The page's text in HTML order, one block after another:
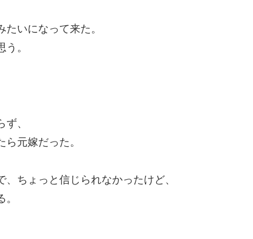
いになって来た。
。
、
元嫁だった。
ちょっと信じられなかったけど、